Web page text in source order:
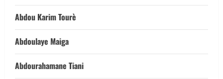
Abdou Karim Tourè
Abdoulaye Maiga
Abdourahamane Tiani